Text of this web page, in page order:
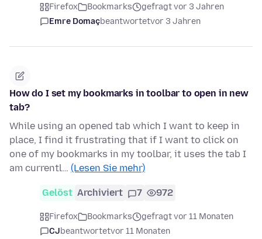
Firefox Bookmarks
gefragt vor 3 Jahren
Emre Domaçbeantwortetvor 3 Jahren
How do I set my bookmarks in toolbar to open in new
tab?
While using an opened tab which I want to keep in
place, I find it frustrating that if I want to click on
one of my bookmarks in my toolbar, it uses the tab I
am currentl… (Lesen Sie mehr)
Gelöst Archiviert 7 972
Firefox Bookmarks
gefragt vor 11 Monaten
CJbeantwortetvor 11 Monaten